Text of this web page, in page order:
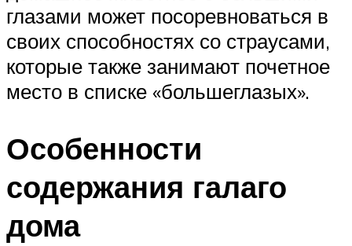
глазами может посоревноваться в
своих способностях со страусами,
которые также занимают почетное
место в списке «большеглазых».
Особенности
содержания галаго
дома